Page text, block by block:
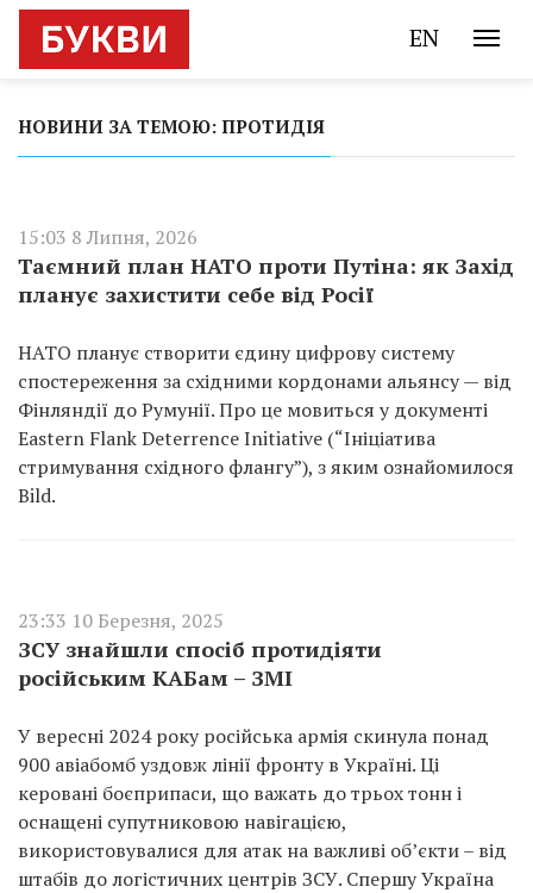
EN
НОВИНИ ЗА ТЕМОЮ: ПРОТИДІЯ
15:03 8 Липня, 2026
Таємний план НАТО проти Путіна: як Захід
планує захистити себе від Росії
НАТО планує створити єдину цифрову систему
спостереження за східними кордонами альянсу — від
Фінляндії до Румунії. Про це мовиться у документі
Eastern Flank Deterrence Initiative (“Ініціатива
стримування східного флангу”), з яким ознайомилося
Bild.
23:33 10 Березня, 2025
ЗСУ знайшли спосіб протидіяти
російським КАБам – ЗМІ
У вересні 2024 року російська армія скинула понад
900 авіабомб уздовж лінії фронту в Україні. Ці
керовані боєприпаси, що важать до трьох тонн і
оснащені супутниковою навігацією,
використовувалися для атак на важливі об’єкти – від
штабів до логістичних центрів ЗСУ. Спершу Україна